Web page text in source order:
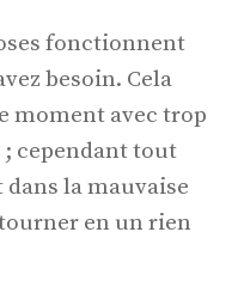
fonctionnent
besoin. Cela
moment avec trop
cependant tout
la mauvaise
en un rien